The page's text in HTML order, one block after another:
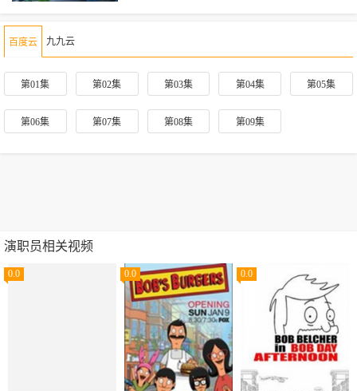
百度云 九九云
第01集 第02集 第03集 第04集 第05集
第06集 第07集 第08集 第09集
演职员相关视频
0.0 0.0 0.0